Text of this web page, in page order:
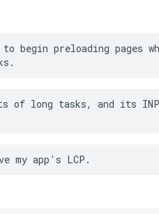
to begin preloading pages
of long tasks, and its
my app's LCP.